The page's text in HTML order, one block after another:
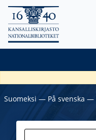
Suomeksi ― På svenska ―